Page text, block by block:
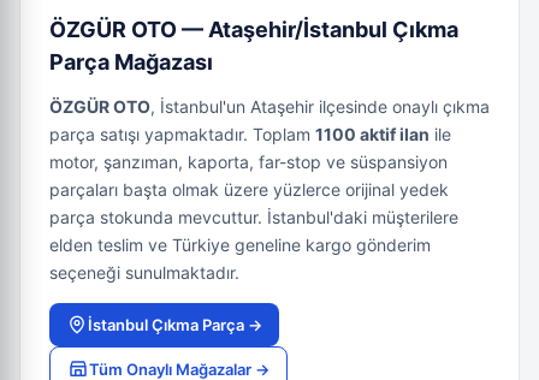
ÖZGÜR OTO — Ataşehir/İstanbul Çıkma
Parça Mağazası
ÖZGÜR OTO, İstanbul'un Ataşehir ilçesinde onaylı çıkma
parça satışı yapmaktadır. Toplam 1100 aktif ilan ile
motor, şanzıman, kaporta, far-stop ve süspansiyon
parçaları başta olmak üzere yüzlerce orijinal yedek
parça stokunda mevcuttur. İstanbul'daki müşterilere
elden teslim ve Türkiye geneline kargo gönderim
seçeneği sunulmaktadır.
İstanbul Çıkma Parça →
Tüm Onaylı Mağazalar →